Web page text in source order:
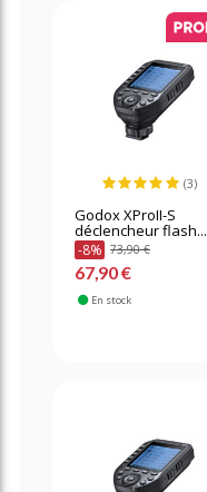
(3)
Godox XProII-S
déclencheur flash...
-8% 73,90 €
67,90 €
En stock